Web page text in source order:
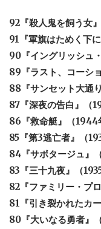
92『殺人鬼を飼う女
91『軍旗はためく下
90『イングリッシュ
89『ラスト、コーシ
88『サンセット大通
87『深夜の告白』（
86『救命艇』（
85『第3逃亡者』（
84『サボタージュ』
83『三十九夜』（
82『ファミリー・プ
81『引き裂かれたカ
80『大いなる勇者』